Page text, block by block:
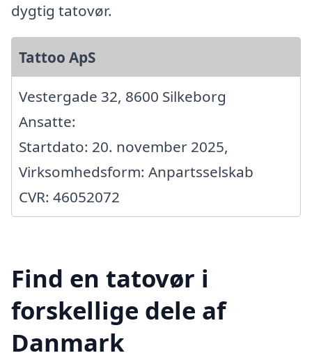
dygtig tatovør.
Tattoo ApS
Vestergade 32, 8600 Silkeborg
Ansatte:
Startdato: 20. november 2025,
Virksomhedsform: Anpartsselskab
CVR: 46052072
Find en tatovør i
forskellige dele af
Danmark